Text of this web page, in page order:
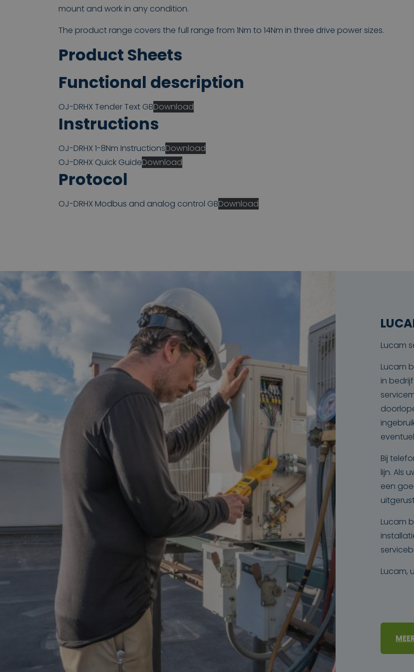
mount and work in any condition.
The product range covers the full range from 1Nm to 14Nm in three drive power sizes.
Product Sheets
Functional description
OJ-DRHX Tender Text GBDownload
Instructions
OJ-DRHX 1-8Nm InstructionsDownload
OJ-DRHX Quick GuideDownload
Protocol
OJ-DRHX Modbus and analog control GBDownload
Lucam
Lucam
in
Bij
lijn. Als
een
Lucam
Lucam,